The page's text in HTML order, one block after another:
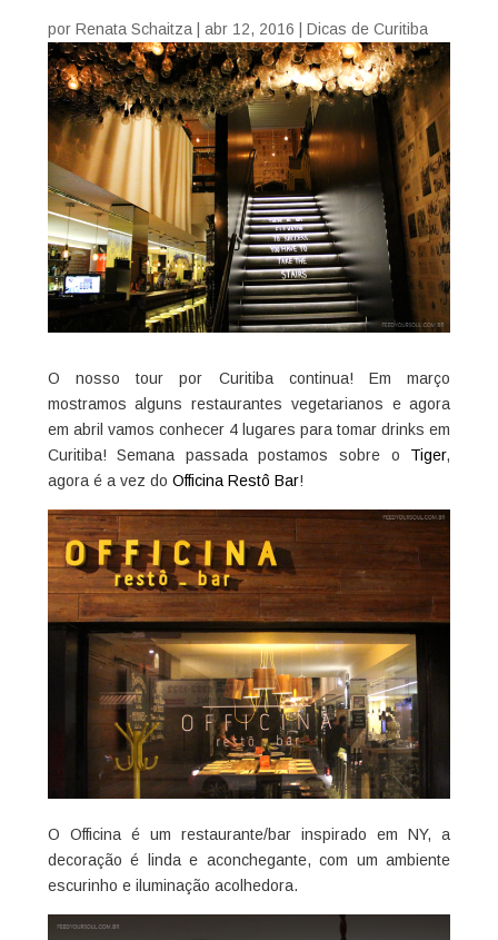
por Renata Schaitza| abr 12, 2016 Dicas de Curitiba
O nosso tour por Curitiba continua! Em março
mostramos alguns restaurantes vegetarianos e agora
em abril vamos conhecer 4 lugares para tomar drinks em
Curitiba! Semana passada postamos sobre o Tiger,
agora é a vez do Officina Restô Bar!
O Officina é um restaurante/bar inspirado em NY, a
decoração é linda e aconchegante, com um ambiente
escurinho e iluminação acolhedora.